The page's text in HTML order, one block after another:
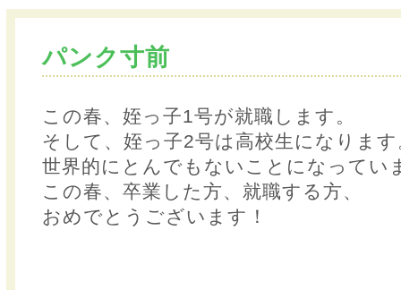
パンク寸前
この春、姪っ子1号が就職します。
そして、姪っ子2号は高校生になります
世界的にとんでもないことになってい
この春、卒業した方、就職する方、
おめでとうございます！